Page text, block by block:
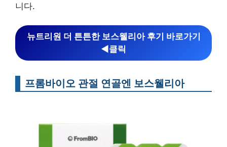
니다.
뉴트리원 더 튼튼한 보스웰리아 후기 바로가기
◀︎클릭
프롬바이오 관절 연골엔 보스웰리아